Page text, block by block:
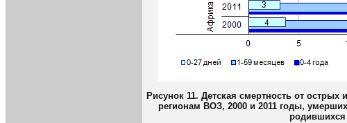
Рисунок 11. Детская смертность от
регионам ВОЗ, 2000 и 2011 годы,